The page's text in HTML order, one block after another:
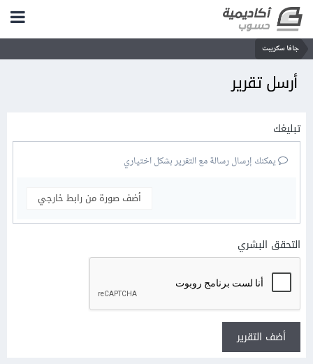
جافا سكريبت
أرسل تقرير
تبليغك
يمكنك إرسال رسالة مع التقرير بشكل اختياري
أضف صورة من رابط خارجي
التحقق البشري
أضف التقرير